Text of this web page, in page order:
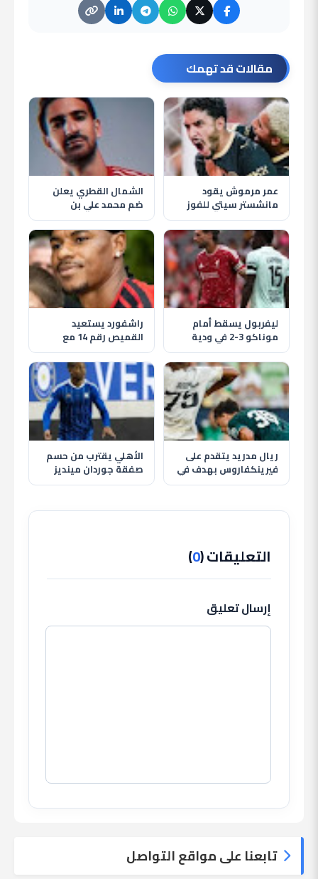
مقالات قد تهمك
عمر مرموش يقود
مانشستر سيتي للفوز
على أتلتيكو مدريد
بثلاثية ودية
الشمال القطري يعلن
ضم محمد علي بن
رمضان استعدادًا
للموسم الجديد
ليفربول يسقط أمام
موناكو 3-2 في ودية
مثيرة قبل انطلاق
الموسم الجديد
راشفورد يستعيد
القميص رقم 14 مع
مانشستر يونايتد وسط
غموض مستقبله
ريال مدريد يتقدم على
فيرينكفاروس بهدف في
الشوط الأول وريفاس
الأهلي يقترب من حسم
صفقة جوردان مينديز
لتدعيم خط الوسط في
التعليقات (0
)
إرسال تعليق
تابعنا على مواقع التواصل